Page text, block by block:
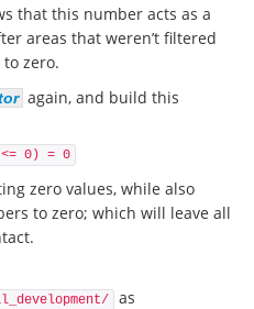
that this number acts as a
areas that weren’t filtered
zero.
again, and build this
0) = 0
zero values, while also
to zero; which will leave all
as